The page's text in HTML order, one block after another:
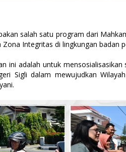
salah satu program dari
Integritas di lingkungan badan
ini adalah untuk
Sigli dalam mewujudkan